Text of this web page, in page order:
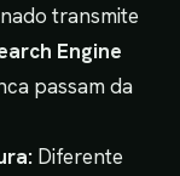
transmite
Engine
passam da
Diferente